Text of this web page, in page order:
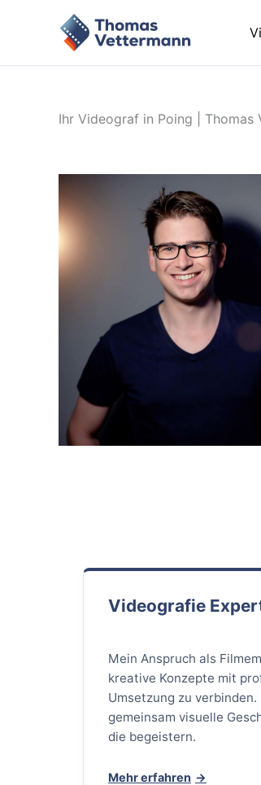
Ihr Videograf in Poing | Thomas
Videografie
Mein Anspruch als
kreative Konzepte mit
Umsetzung zu verbinden.
gemeinsam visuelle
die begeistern.
Mehr erfahren